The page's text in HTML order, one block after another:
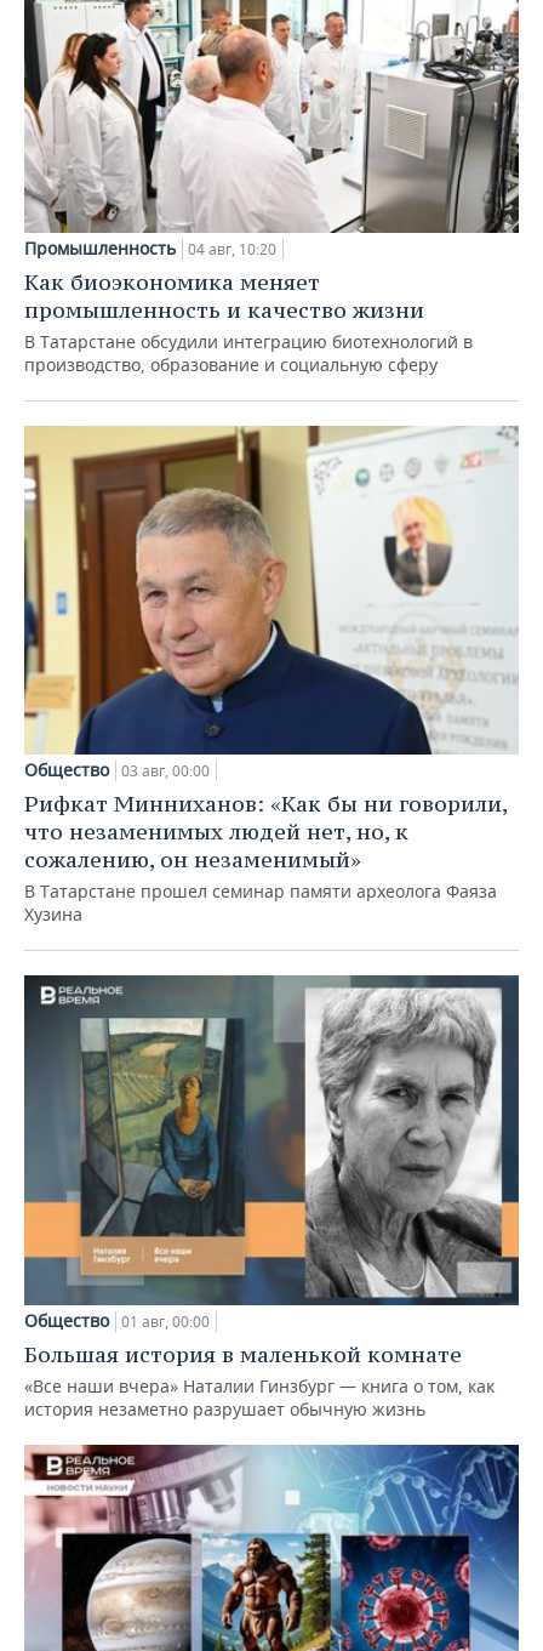
Промышленность 04 авг, 10:20
Как биоэкономика меняет
промышленность и качество жизни
В Татарстане обсудили интеграцию биотехнологий в
производство, образование и социальную сферу
Общество 03 авг, 00:00
Рифкат Минниханов: «Как бы ни говорили,
что незаменимых людей нет, но, к
сожалению, он незаменимый»
В Татарстане прошел семинар памяти археолога Фаяза
Хузина
Общество 01 авг, 00:00
Большая история в маленькой комнате
«Все наши вчера» Наталии Гинзбург — книга о том, как
история незаметно разрушает обычную жизнь